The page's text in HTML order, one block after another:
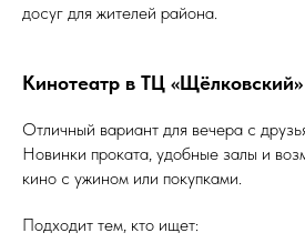
досуг для жителей района.
Кинотеатр в ТЦ «Щёлковский»
Отличный вариант для вечера с
Новинки проката, удобные залы и
кино с ужином или покупками.
Подходит тем, кто ищет: